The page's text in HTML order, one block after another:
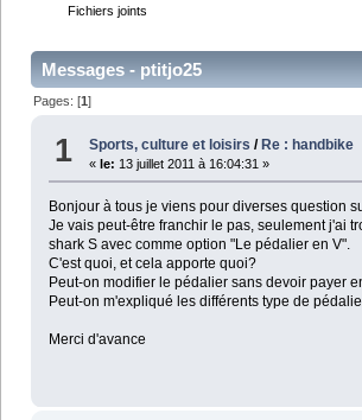
Fichiers joints
Messages - ptitjo25
Pages: [1]
1 Sports, culture et loisirs /Re : handbike
«le: 13 juillet 2011 à 16:04:31 »
Bonjour à tous je viens pour diverses question
Je vais peut-être franchir le pas, seulement j'ai
shark S avec comme option "Le pédalier en V".
C'est quoi, et cela apporte quoi?
Peut-on modifier le pédalier sans devoir payer
Peut-on m'expliqué les différents type de
Merci d'avance